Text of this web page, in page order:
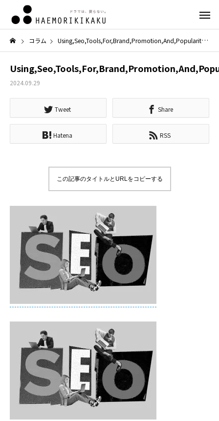
コラム Using,Seo,Tools,For,Brand,Promotion,And,Popularity,In,Internet.
2024.09.29
Tweet Share
Hatena RSS
この記事のタイトルとURLをコピーする